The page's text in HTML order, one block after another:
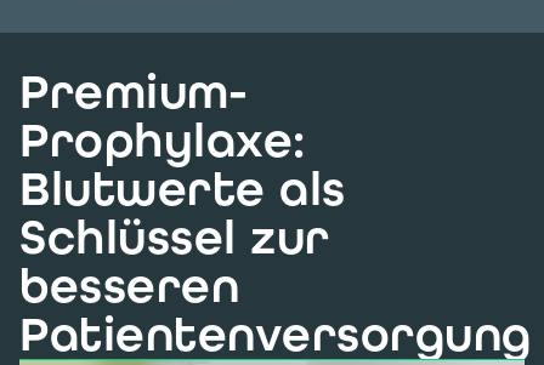
Premium-
Prophylaxe:
Blutwerte als
Schlüssel zur
besseren
Patientenversorgung